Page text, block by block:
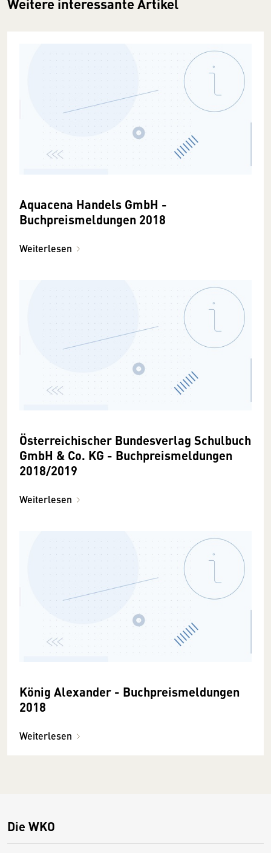
Aquacena Handels GmbH -
Buchpreismeldungen 2018
Weiterlesen
Österreichischer Bundesverlag Schulbuch
GmbH & Co. KG - Buchpreismeldungen
2018/2019
Weiterlesen
König Alexander - Buchpreismeldungen
2018
Weiterlesen
Die WKO